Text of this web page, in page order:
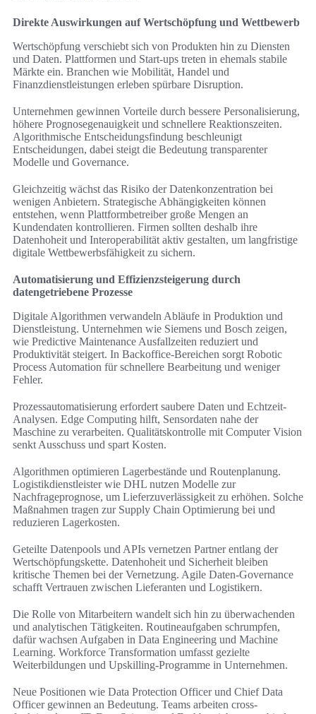
Direkte Auswirkungen auf Wertschöpfung und Wettbewerb
Wertschöpfung verschiebt sich von Produkten hin zu Diensten
und Daten. Plattformen und Start-ups treten in ehemals stabile
Märkte ein. Branchen wie Mobilität, Handel und
Finanzdienstleistungen erleben spürbare Disruption.
Unternehmen gewinnen Vorteile durch bessere Personalisierung,
höhere Prognosegenauigkeit und schnellere Reaktionszeiten.
Algorithmische Entscheidungsfindung beschleunigt
Entscheidungen, dabei steigt die Bedeutung transparenter
Modelle und Governance.
Gleichzeitig wächst das Risiko der Datenkonzentration bei
wenigen Anbietern. Strategische Abhängigkeiten können
entstehen, wenn Plattformbetreiber große Mengen an
Kundendaten kontrollieren. Firmen sollten deshalb ihre
Datenhoheit und Interoperabilität aktiv gestalten, um langfristige
digitale Wettbewerbsfähigkeit zu sichern.
Automatisierung und Effizienzsteigerung durch
datengetriebene Prozesse
Digitale Algorithmen verwandeln Abläufe in Produktion und
Dienstleistung. Unternehmen wie Siemens und Bosch zeigen,
wie Predictive Maintenance Ausfallzeiten reduziert und
Produktivität steigert. In Backoffice-Bereichen sorgt Robotic
Process Automation für schnellere Bearbeitung und weniger
Fehler.
Prozessautomatisierung erfordert saubere Daten und Echtzeit-
Analysen. Edge Computing hilft, Sensordaten nahe der
Maschine zu verarbeiten. Qualitätskontrolle mit Computer Vision
senkt Ausschuss und spart Kosten.
Algorithmen optimieren Lagerbestände und Routenplanung.
Logistikdienstleister wie DHL nutzen Modelle zur
Nachfrageprognose, um Lieferzuverlässigkeit zu erhöhen. Solche
Maßnahmen tragen zur Supply Chain Optimierung bei und
reduzieren Lagerkosten.
Geteilte Datenpools und APIs vernetzen Partner entlang der
Wertschöpfungskette. Datenhoheit und Sicherheit bleiben
kritische Themen bei der Vernetzung. Agile Daten-Governance
schafft Vertrauen zwischen Lieferanten und Logistikern.
Die Rolle von Mitarbeitern wandelt sich hin zu überwachenden
und analytischen Tätigkeiten. Routineaufgaben schrumpfen,
dafür wachsen Aufgaben in Data Engineering und Machine
Learning. Workforce Transformation umfasst gezielte
Weiterbildungen und Upskilling-Programme in Unternehmen.
Neue Positionen wie Data Protection Officer und Chief Data
Officer gewinnen an Bedeutung. Teams arbeiten cross-